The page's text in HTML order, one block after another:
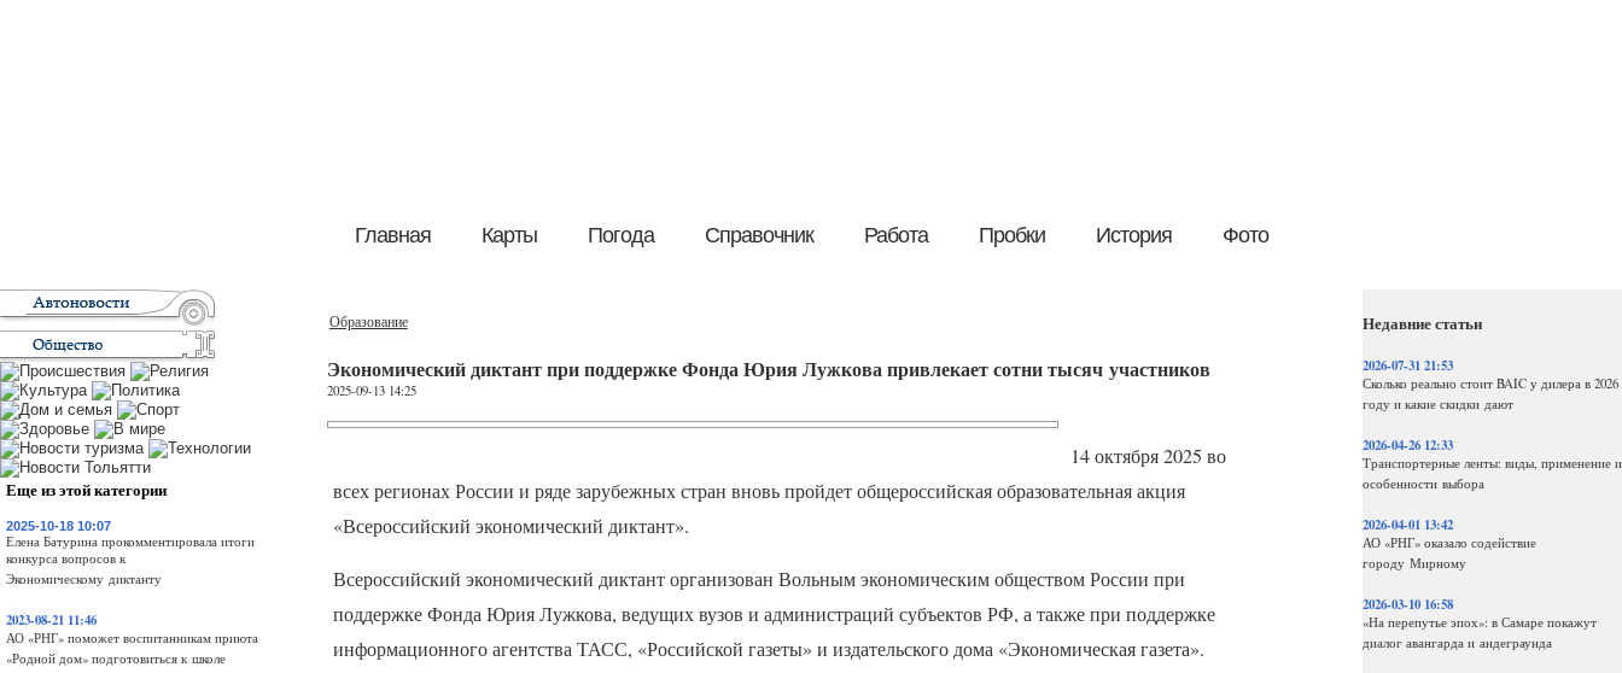
Главная Карты Погода Справочник Работа Пробки История Фото
Еще из этой категории
2025-10-18 10:07
Елена Батурина прокомментировала итоги
конкурса вопросов к
Экономическому диктанту
2023-08-21 11:46
АО «РНГ» поможет воспитанникам приюта
«Родной дом» подготовиться к школе
Недавние статьи
2026-07-31 21:53
Сколько реально стоит BAIC у дилера в 2026
году и какие скидки дают
2026-04-26 12:33
Транспортерные ленты: виды, применение и
особенности выбора
2026-04-01 13:42
АО «РНГ» оказало содействие
городу Мирному
2026-03-10 16:58
«На перепутье эпох»: в Самаре покажут
диалог авангарда и андеграунда
Образование
Экономический диктант при поддержке Фонда Юрия Лужкова привлекает сотни тысяч участников
2025-09-13 14:25
14 октября 2025 во
всех регионах России и ряде зарубежных стран вновь пройдет общероссийская образовательная акция
«Всероссийский экономический диктант».
Всероссийский экономический диктант организован Вольным экономическим обществом России при
поддержке Фонда Юрия Лужкова, ведущих вузов и администраций субъектов РФ, а также при поддержке
информационного агентстваТАСС, «Российской газеты» и издательского дома «Экономическая газета».